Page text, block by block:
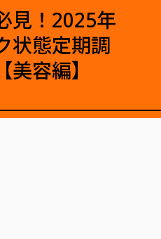
見！2025年
状態定期調
容編】